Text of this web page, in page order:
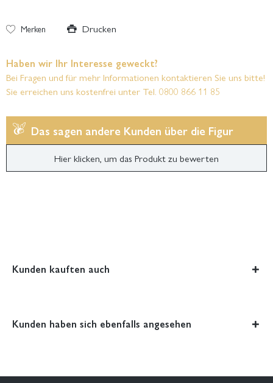
Merken Drucken
Haben wir Ihr Interesse geweckt?
Bei Fragen und für mehr Informationen kontaktieren Sie uns bitte!
Sie erreichen uns kostenfrei unter Tel. 0800 866 11 85
Das sagen andere Kunden über die Figur
Hier klicken, um das Produkt zu bewerten
Kunden kauften auch
Kunden haben sich ebenfalls angesehen